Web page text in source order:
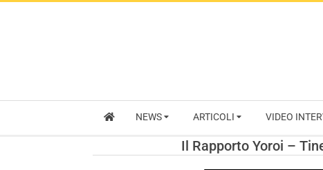
NEWS ARTICOLI VIDEO
Il Rapporto Yoroi –